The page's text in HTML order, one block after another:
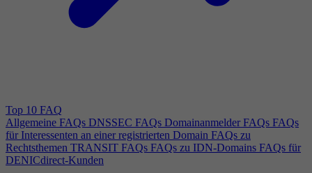
Top 10 FAQ
Allgemeine FAQs DNSSEC FAQs Domainanmelder FAQs FAQs
für Interessenten an einer registrierten Domain FAQs zu
Rechtsthemen TRANSIT FAQs FAQs zu IDN-Domains FAQs für
DENICdirect-Kunden